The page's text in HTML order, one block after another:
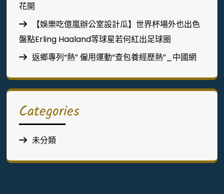
花開
【娛樂吃億嵐辦公室設計瓜】世界杯場外也出色
盤點Erling Haaland等球星若何紅出足球圈
返鄉專列“熱” 僱用運動“查包養經歷熱”_中國網
Categories
未分類